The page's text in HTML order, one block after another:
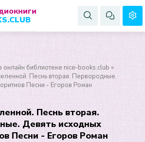
онлайн библиотеке nice-books.club »
Песнь вторая. Первородные.
Песни - Егоров Роман
Песнь вторая.
Девять исходных
Песни - Егоров Роман